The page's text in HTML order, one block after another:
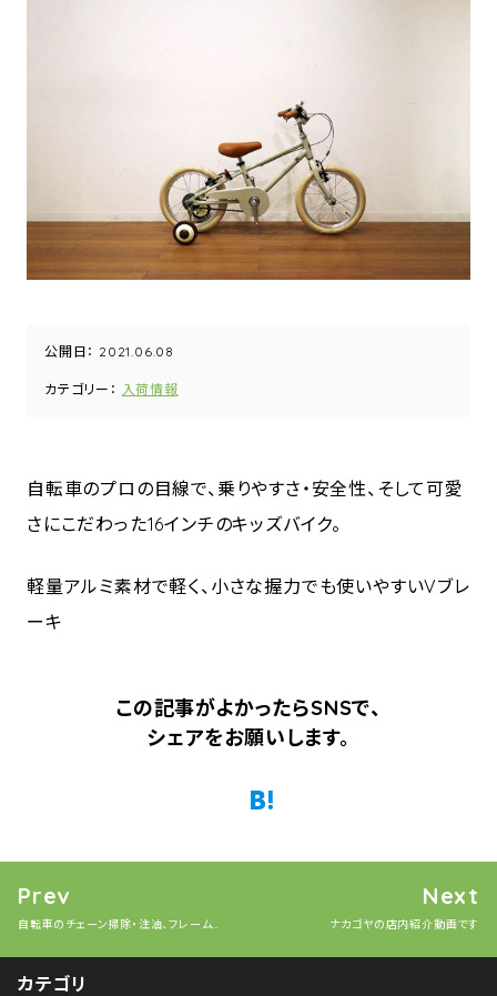
公開日： 2021.06.08
カテゴリー： 入荷情報
自転車のプロの目線で、乗りやすさ・安全性、そして可愛
さにこだわった16インチのキッズバイク。
軽量アルミ素材で軽く、小さな握力でも使いやすいVブレ
ーキ
この記事がよかったらSNSで、
シェアをお願いします。
Twitter
Facebook
はてなブックマーク
Prev
自転車のチェーン掃除・注油、フレーム掃除の動画
Next
ナカゴヤの店内紹介動画です
カテゴリ